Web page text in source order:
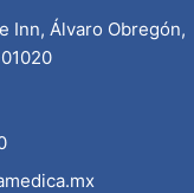
Inn, Álvaro Obregón,